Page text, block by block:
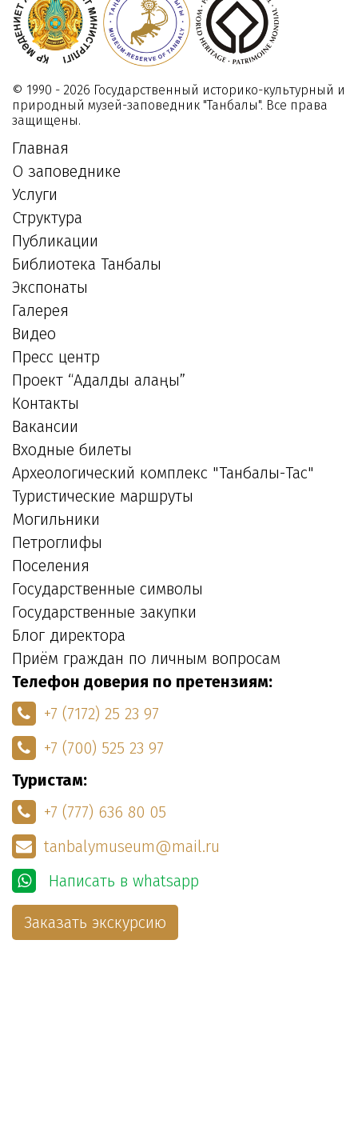
«Таңбалы»
28
Ноября
© 1990 - 2026 Государственный историко-культурный и
природный музей-заповедник "Танбалы". Все права
защищены.
Главная
О заповеднике
Услуги
Структура
Публикации
Библиотека Танбалы
Экспонаты
Галерея
Видео
Пресс центр
Проект “Адалдық алаңы”
Контакты
Вакансии
Входные билеты
Археологический комплекс "Танбалы-Тас"
Туристические маршруты
Могильники
Петроглифы
Поселения
Государственные символы
Государственные закупки
Блог директора
Приём граждан по личным вопросам
Телефон доверия по претензиям:
+7 (7172) 25 23 97
+7 (700) 525 23 97
Туристам:
+7 (777) 636 80 05
tanbalymuseum@mail.ru
Написать в whatsapp
Заказать экскурсию